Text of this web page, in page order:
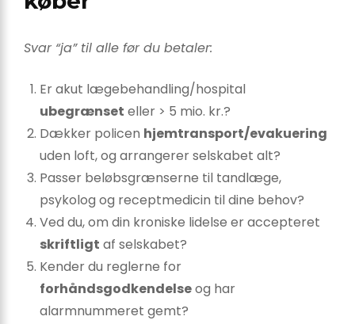
Svar “ja” til alle før du betaler:
Er akut lægebehandling/hospital
ubegrænset eller > 5 mio. kr.?
Dækker policen hjemtransport/evakuering
uden loft, og arrangerer selskabet alt?
Passer beløbsgrænserne til tandlæge,
psykolog og receptmedicin til dine behov?
Ved du, om din kroniske lidelse er accepteret
skriftligt af selskabet?
Kender du reglerne for
forhåndsgodkendelseog har
alarmnummeret gemt?